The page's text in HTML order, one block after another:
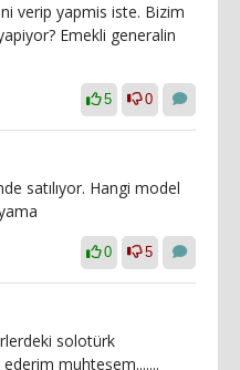
verip yapmis iste. Bizim
Emekli generalin
5 0
satılıyor. Hangi model
0 5
solotürk
muhteşem.......